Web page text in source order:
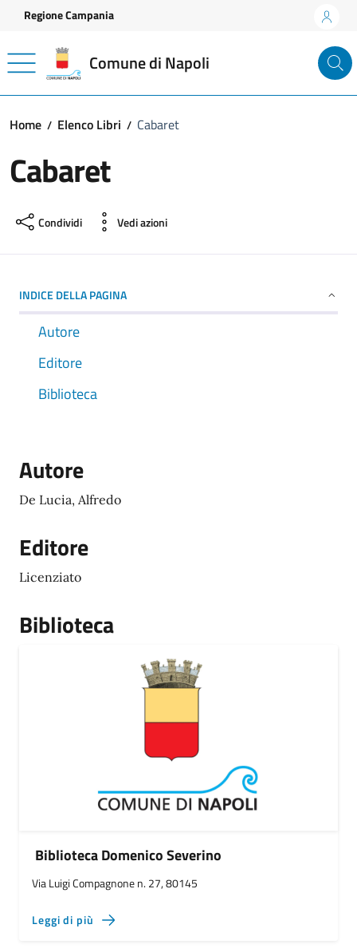
Vai ai contenuti
Vai al footer
Regione Campania
Comune di Napoli
Home Elenco Libri Cabaret
Cabaret
Condividi Vedi azioni
INDICE DELLA PAGINA
Autore
Editore
Biblioteca
Autore
De Lucia, Alfredo
Editore
Licenziato
Biblioteca
Biblioteca Domenico Severino
Via Luigi Compagnone n. 27, 80145
Leggi di più